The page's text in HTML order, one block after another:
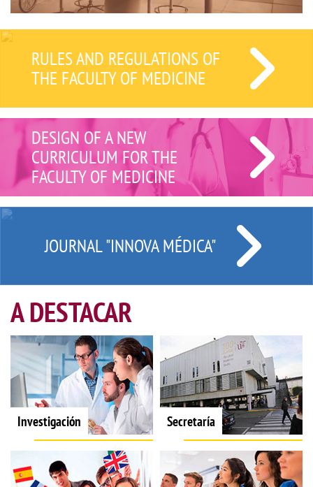
RULES AND REGULATIONS OF
THE FACULTY OF MEDICINE
DESIGN OF A NEW
CURRICULUM FOR THE
FACULTY OF MEDICINE
JOURNAL "INNOVA MÉDICA"
A DESTACAR
Investigación Secretaría